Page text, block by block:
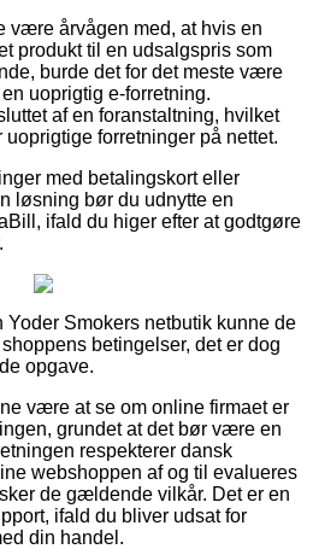
være årvågen med, at hvis en
produkt til en udsalgspris som
burde det for det meste være
uoprigtig e-forretning.
af en foranstaltning, hvilket
forretninger på nettet.
med betalingskort eller
løsning bør du udnytte en
ifald du higer efter at godtgøre
Yoder Smokers netbutik kunne de
betingelser, det er dog
opgave.
være at se om online firmaet er
grundet at det bør være en
respekterer dansk
webshoppen af og til evalueres
de gældende vilkår. Det er en
ifald du bliver udsat for
din handel.